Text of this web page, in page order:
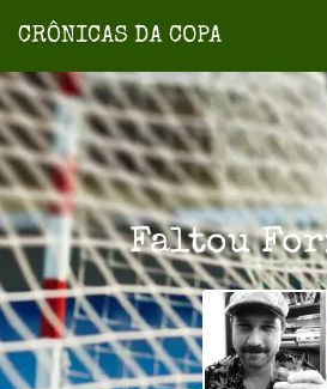
Faltou